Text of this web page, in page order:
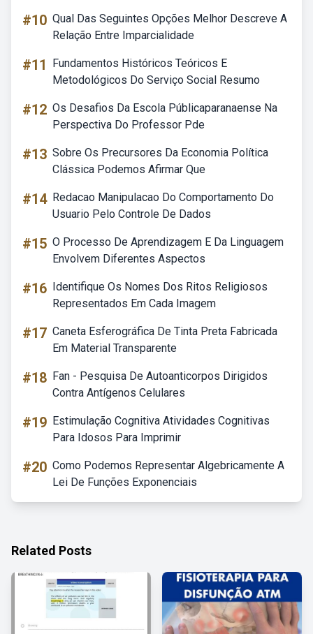
#10 Qual Das Seguintes Opções Melhor Descreve A
Relação Entre Imparcialidade
#11
Fundamentos Históricos Teóricos E
Metodológicos Do Serviço Social Resumo
#12 Os Desafios Da Escola Públicaparanaense Na
Perspectiva Do Professor Pde
#13 Sobre Os Precursores Da Economia Política
Clássica Podemos Afirmar Que
#14 Redacao Manipulacao Do Comportamento Do
Usuario Pelo Controle De Dados
#15 O Processo De Aprendizagem E Da Linguagem
Envolvem Diferentes Aspectos
#16 Identifique Os Nomes Dos Ritos Religiosos
Representados Em Cada Imagem
#17 Caneta Esferográfica De Tinta Preta Fabricada
Em Material Transparente
#18 Fan - Pesquisa De Autoanticorpos Dirigidos
Contra Antígenos Celulares
#19 Estimulação Cognitiva Atividades Cognitivas
Para Idosos Para Imprimir
#20 Como Podemos Representar Algebricamente A
Lei De Funções Exponenciais
Related Posts